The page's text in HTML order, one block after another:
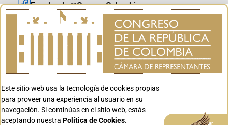
Facebook_@CamaraColombia
Instagram_@CamaraColombia
X_@CamaraColombia
Youtube_@CamaraColombia
Youtube_@CanalCongreso
Este sitio web usa la tecnología de cookies propias
para proveer una experiencia al usuario en su
navegación. Si continúas en el sitio web, estás
aceptando nuestra Política de Cookies. Aceptar